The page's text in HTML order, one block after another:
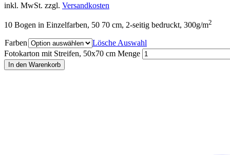
inkl. MwSt. zzgl. Versandkosten
10 Bogen in Einzelfarben, 50 70 cm, 2-seitig bedruckt, 300g/m2
Farben
Lösche Auswahl
Fotokarton mit Streifen, 50x70 cm Menge
In den Warenkorb